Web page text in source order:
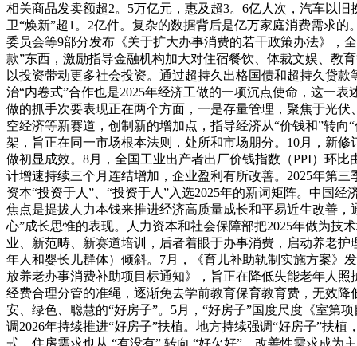
相关商品发卖额超2。5万亿元，惠及超3。6亿人次，汽车以
卫“焕新”超1。2亿件。复杂的数据背后是亿万家庭消费需求
委员会等9部分发布《关于扩大办事消费的若干政策办法》，
款”东西，激励指导金融机构加大对住宿餐饮、体裁文娱、教
以投资带动更多社会投资。通过超持久出格国债和超持久贷
治“内卷式”合作也是2025年经济工做的一项沉点使命，这一
做的抓手次要表现正在两个方面，一是存量管理，聚焦于光
空经济等新赛道，创制新的增加点，指导经济从“价钱和”转
架，旨正在同一市场根本法则，处所和市场朋分。10月，新
做初显成效。8月，全国工业出产者出厂价钱指数（PPI）环
计增速持续三个月连结增加，企业盈利有所改善。2025年第
资本“投资于人”、“投资于人”入选2025年的新词矩阵。中国
焦点是提拔人力本钱来推进经济高质量成长和平易近生改善
心”成长思惟的表现。人力资本和社会保障部把2025年做为技
业、新范畴、新赛道培训，后者着眼于办事消费，启动养老
年人和婴长儿群体）倾斜。7月，《育儿补助轨制实施方案》
放养老办事消费补助项目标通知》，旨正在降低失能老年人
经费合理分管的准绳，逐渐免去学前教育保育教育费，无效
安、绿色、聪慧的“好房子”。5月，“好房子”国度尺度《室第
调2026年持续推进“好房子”扶植。地方持续强调“好房子”扶
式，住房需求也从 “有没有” 转向 “好欠好”，改善性需求成为